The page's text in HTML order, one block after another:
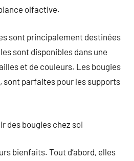
olfactive.
sont principalement destinées
sont disponibles dans une
et de couleurs. Les bougies
sont parfaites pour les supports
des bougies chez soi
bienfaits. Tout d’abord, elles